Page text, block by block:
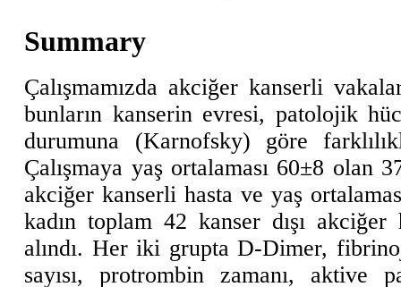
Summary
Çalışmamızda akciğer kanserli
bunların kanserin evresi, patolojik
durumuna (Karnofsky) göre
Çalışmaya yaş ortalaması 60±8 olan
akciğer kanserli hasta ve yaş
kadın toplam 42 kanser dışı
alındı. Her iki grupta D-Dimer,
sayısı, protrombin zamanı, aktive